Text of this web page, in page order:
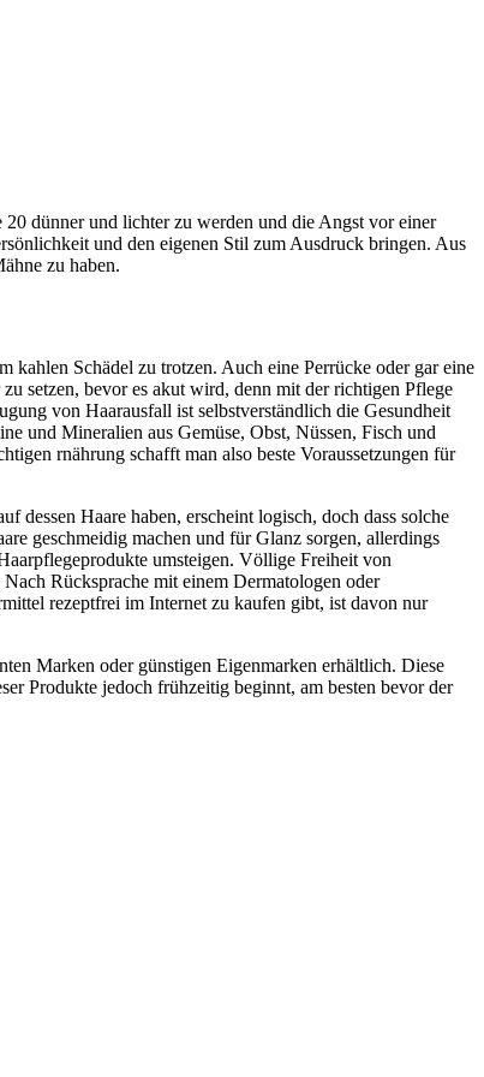
dünner und lichter zu werden und die Angst vor einer
und den eigenen Stil zum Ausdruck bringen. Aus
zu haben.
kahlen Schädel zu trotzen. Auch eine Perrücke oder gar eine
setzen, bevor es akut wird, denn mit der richtigen Pflege
von Haarausfall ist selbstverständlich die Gesundheit
und Mineralien aus Gemüse, Obst, Nüssen, Fisch und
rnährung schafft man also beste Voraussetzungen für
dessen Haare haben, erscheint logisch, doch dass solche
geschmeidig machen und für Glanz sorgen, allerdings
umsteigen. Völlige Freiheit von
Rücksprache mit einem Dermatologen oder
rezeptfrei im Internet zu kaufen gibt, ist davon nur
Marken oder günstigen Eigenmarken erhältlich. Diese
Produkte jedoch frühzeitig beginnt, am besten bevor der